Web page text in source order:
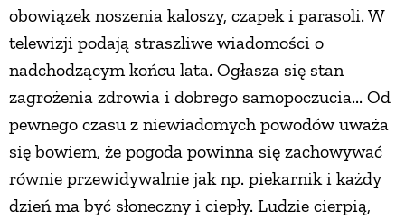
obowiązek noszenia kaloszy, czapek i parasoli. W
telewizji podają straszliwe wiadomości o
nadchodzącym końcu lata. Ogłasza się stan
zagrożenia zdrowia i dobrego samopoczucia... Od
pewnego czasu z niewiadomych powodów uważa
się bowiem, że pogoda powinna się zachowywać
równie przewidywalnie jak np. piekarnik i każdy
dzień ma być słoneczny i ciepły. Ludzie cierpią,